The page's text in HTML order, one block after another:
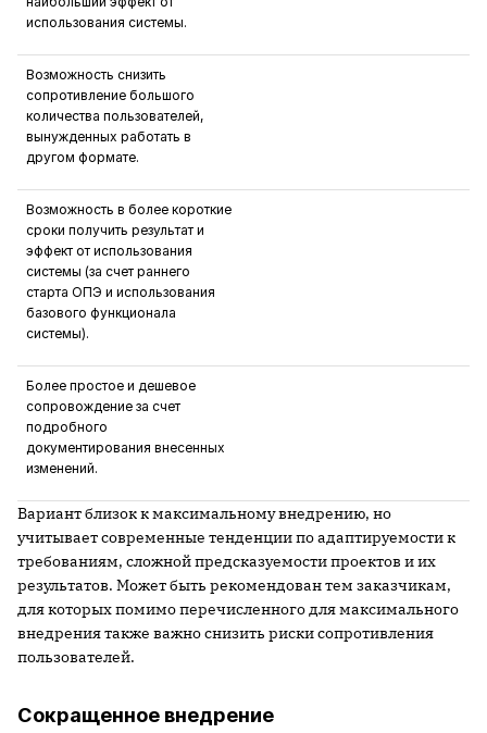
использования системы.
Возможность снизить
сопротивление большого
количества пользователей,
вынужденных работать в
другом формате.
Возможность в более короткие
сроки получить результат и
эффект от использования
системы (за счет раннего
старта ОПЭ и использования
базового функционала
системы).
Более простое и дешевое
сопровождение за счет
подробного
документирования внесенных
изменений.
Вариант близок к максимальному внедрению, но
учитывает современные тенденции по адаптируемости к
требованиям, сложной предсказуемости проектов и их
результатов. Может быть рекомендован тем заказчикам,
для которых помимо перечисленного для максимального
внедрения также важно снизить риски сопротивления
пользователей.
Сокращенное внедрение